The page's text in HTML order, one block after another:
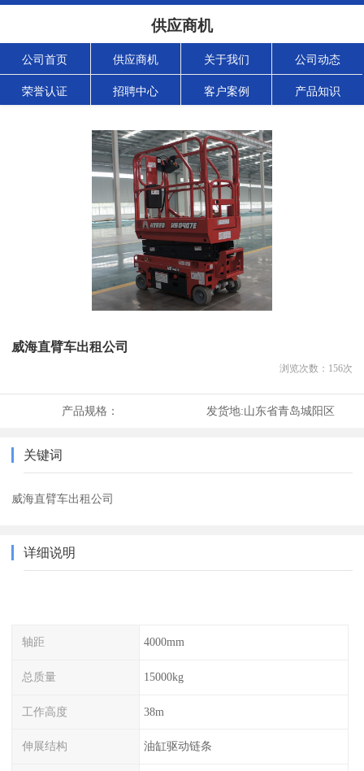
供应商机
公司首页 供应商机 关于我们 公司动态
荣誉认证 招聘中心 客户案例 产品知识
威海直臂车出租公司
浏览次数： 156次
产品规格： 发货地:山东省青岛城阳区
关键词
威海直臂车出租公司
详细说明
轴距 4000mm
总质量 15000kg
工作高度 38m
伸展结构 油缸驱动链条